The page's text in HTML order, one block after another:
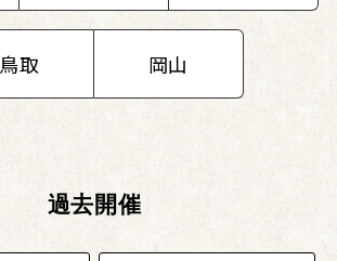
鳥取 岡山
過去開催